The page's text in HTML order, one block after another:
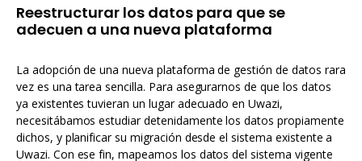
Reestructurar los datos para que se
adecuen a una nueva plataforma
La adopción de una nueva plataforma de gestión de datos rara
vez es una tarea sencilla. Para asegurarnos de que los datos
ya existentes tuvieran un lugar adecuado en Uwazi,
necesitábamos estudiar detenidamente los datos propiamente
dichos, y planificar su migración desde el sistema existente a
Uwazi. Con ese fin, mapeamos los datos del sistema vigente